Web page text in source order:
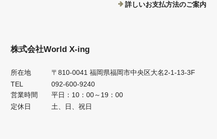
詳しいお支払方法のご案内
株式会社World X-ing
所在地
〒810-0041 福岡県福岡市中央区大名2-1-13-3F
TEL
092-600-9240
営業時間
平日：10：00～19：00
定休日
土、日、祝日